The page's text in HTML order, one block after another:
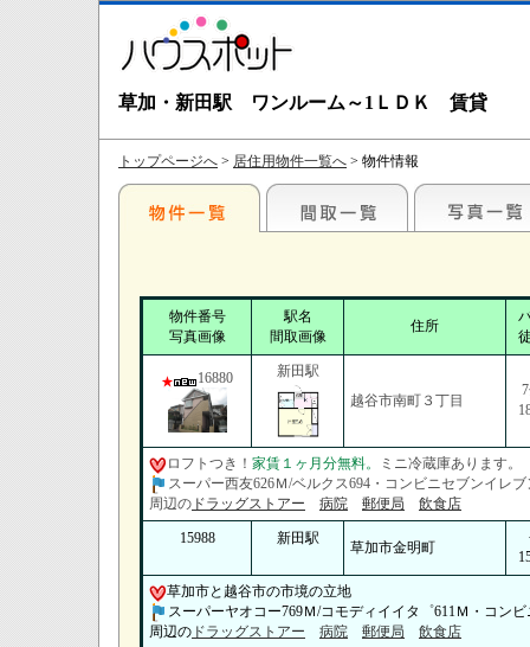
草加・新田駅 ワンルーム～1ＬＤＫ 賃貸
トップページへ > 居住用物件一覧へ > 物件情報
物件番号
写真画像
駅名
間取画像
住所
16880
新田駅
越谷市南町３丁目
ロフトつき！ 家賃１ヶ月分無料。
ミニ冷蔵庫あります。
スーパー西友626Ｍ/ベルクス694・コンビニセブンイレ
周辺の ドラッグストアー 病院 郵便局 飲食店
15988 新田駅
草加市金明町
草加市と越谷市の市境の立地
スーパーヤオコー769Ｍ/コモディイイタ゜611Ｍ・コン
周辺の ドラッグストアー 病院 郵便局 飲食店